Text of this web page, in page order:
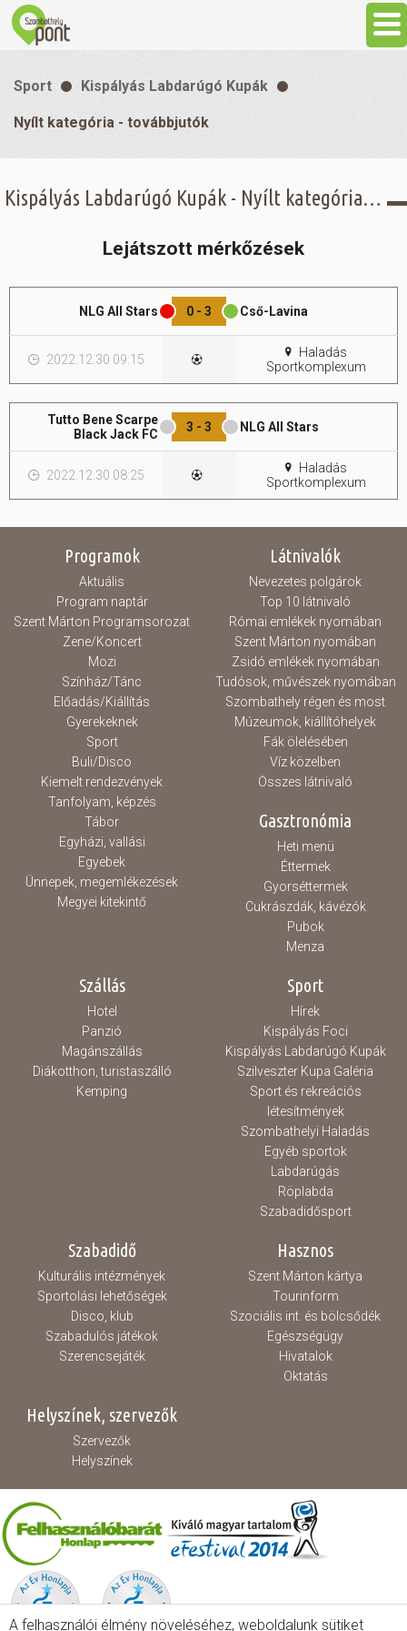
Programok
Szállás
Sport
Hasznos
Sport Kispályás Labdarúgó Kupák
Nyílt kategória - továbbjutók
Kispályás Labdarúgó Kupák - Nyílt kategória - továbbjutók -
Lejátszott mérkőzések
NLG All Stars 0 - 3 Cső-Lavina
2022.12.30 09:15
Haladás
Sportkomplexum
Tutto Bene Scarpe
Black Jack FC
3 - 3 NLG All Stars
2022.12.30 08:25
Haladás
Sportkomplexum
Programok
Aktuális
Program naptár
Szent Márton Programsorozat
Zene/Koncert
Mozi
Színház/Tánc
Előadás/Kiállítás
Gyerekeknek
Sport
Buli/Disco
Kiemelt rendezvények
Tanfolyam, képzés
Tábor
Egyházi, vallási
Egyebek
Ünnepek, megemlékezések
Megyei kitekintő
Látnivalók
Nevezetes polgárok
Top 10 látnivaló
Római emlékek nyomában
Szent Márton nyomában
Zsidó emlékek nyomában
Tudósok, művészek nyomában
Szombathely régen és most
Múzeumok, kiállítóhelyek
Fák ölelésében
Víz közelben
Összes látnivaló
Gasztronómia
Heti menü
Éttermek
Gyorséttermek
Cukrászdák, kávézók
Pubok
Menza
Szállás
Hotel
Panzió
Magánszállás
Diákotthon, turistaszálló
Kemping
Sport
Hírek
Kispályás Foci
Kispályás Labdarúgó Kupák
Szilveszter Kupa Galéria
Sport és rekreációs
létesítmények
Szombathelyi Haladás
Egyéb sportok
Labdarúgás
Röplabda
Szabadidősport
Szabadidő
Kulturális intézmények
Sportolási lehetőségek
Disco, klub
Szabadulós játékok
Szerencsejáték
Hasznos
Szent Márton kártya
Tourinform
Szociális int. és bölcsődék
Egészségügy
Hivatalok
Oktatás
Helyszínek, szervezők
Szervezők
Helyszínek
A felhasználói élmény növeléséhez, weboldalunk sütiket